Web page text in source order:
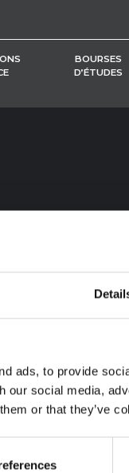
ads, to provide
our social media,
or that they’ve
BOURSES
D’ÉTUDES